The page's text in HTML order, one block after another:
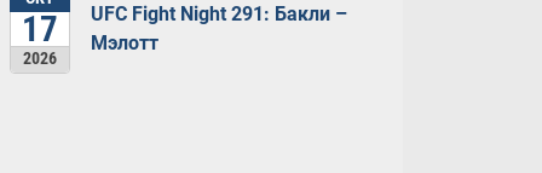
17
2026
UFC Fight Night 291: Бакли –
Мэлотт